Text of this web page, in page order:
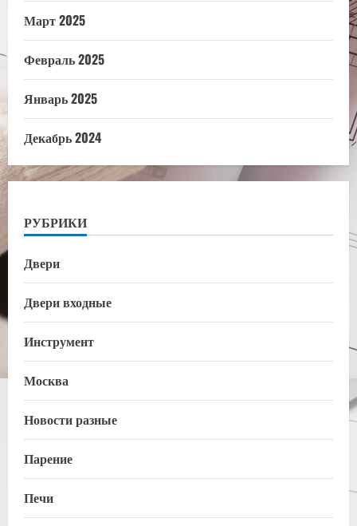
Март 2025
Февраль 2025
Январь 2025
Декабрь 2024
РУБРИКИ
Двери
Двери входные
Инструмент
Москва
Новости разные
Парение
Печи